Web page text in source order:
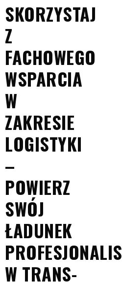
SKORZYSTAJ
Z
FACHOWEGO
WSPARCIA
W
ZAKRESIE
LOGISTYKI
–
POWIERZ
SWÓJ
ŁADUNEK
W TRANS-